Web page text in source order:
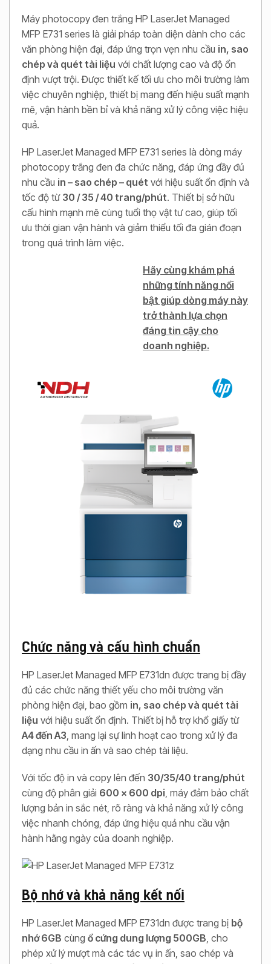
Máy photocopy đen trắng HP LaserJet Managed
MFP E731 series là giải pháp toàn diện dành cho các
văn phòng hiện đại, đáp ứng trọn vẹn nhu cầu in, sao
chép và quét tài liệu với chất lượng cao và độ ổn
định vượt trội. Được thiết kế tối ưu cho môi trường làm
việc chuyên nghiệp, thiết bị mang đến hiệu suất mạnh
mẽ, vận hành bền bỉ và khả năng xử lý công việc hiệu
quả.
HP LaserJet Managed MFP E731 series là dòng máy
photocopy trắng đen đa chức năng, đáp ứng đầy đủ
nhu cầu in – sao chép – quét với hiệu suất ổn định và
tốc độ từ 30 / 35 / 40 trang/phút. Thiết bị sở hữu
cấu hình mạnh mẽ cùng tuổi thọ vật tư cao, giúp tối
ưu thời gian vận hành và giảm thiểu tối đa gián đoạn
trong quá trình làm việc.
Hãy cùng khám phá
những tính năng nổi
bật giúp dòng máy này
trở thành lựa chọn
đáng tin cậy cho
doanh nghiệp.
Chức năng và cấu hình chuẩn
HP LaserJet Managed MFP E731dn được trang bị đầy
đủ các chức năng thiết yếu cho môi trường văn
phòng hiện đại, bao gồm in, sao chép và quét tài
liệu với hiệu suất ổn định. Thiết bị hỗ trợ khổ giấy từ
A4 đến A3, mang lại sự linh hoạt cao trong xử lý đa
dạng nhu cầu in ấn và sao chép tài liệu.
Với tốc độ in và copy lên đến 30/35/40 trang/phút
cùng độ phân giải 600 x 600 dpi, máy đảm bảo chất
lượng bản in sắc nét, rõ ràng và khả năng xử lý công
việc nhanh chóng, đáp ứng hiệu quả nhu cầu vận
hành hằng ngày của doanh nghiệp.
Bộ nhớ và khả năng kết nối
HP LaserJet Managed MFP E731dn được trang bị bộ
nhớ 6GB cùng ổ cứng dung lượng 500GB, cho
phép xử lý mượt mà các tác vụ in ấn, sao chép và